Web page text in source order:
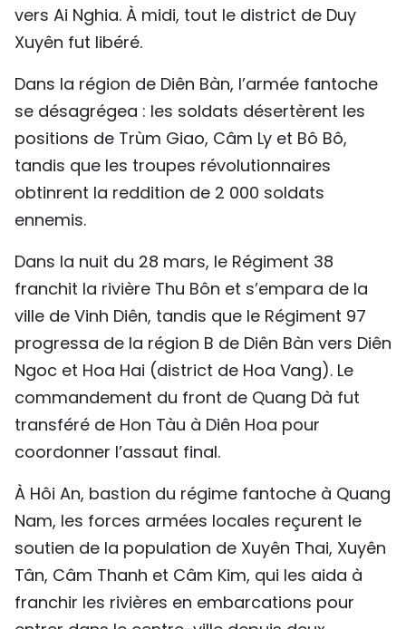
vers Ai Nghia. À midi, tout le district de Duy
Xuyên fut libéré.
Dans la région de Diên Bàn, l’armée fantoche
se désagrégea : les soldats désertèrent les
positions de Trùm Giao, Câm Ly et Bô Bô,
tandis que les troupes révolutionnaires
obtinrent la reddition de 2 000 soldats
ennemis.
Dans la nuit du 28 mars, le Régiment 38
franchit la rivière Thu Bôn et s’empara de la
ville de Vinh Diên, tandis que le Régiment 97
progressa de la région B de Diên Bàn vers Diên
Ngoc et Hoa Hai (district de Hoa Vang). Le
commandement du front de Quang Dà fut
transféré de Hon Tàu à Diên Hoa pour
coordonner l’assaut final.
À Hôi An, bastion du régime fantoche à Quang
Nam, les forces armées locales reçurent le
soutien de la population de Xuyên Thai, Xuyên
Tân, Câm Thanh et Câm Kim, qui les aida à
franchir les rivières en embarcations pour